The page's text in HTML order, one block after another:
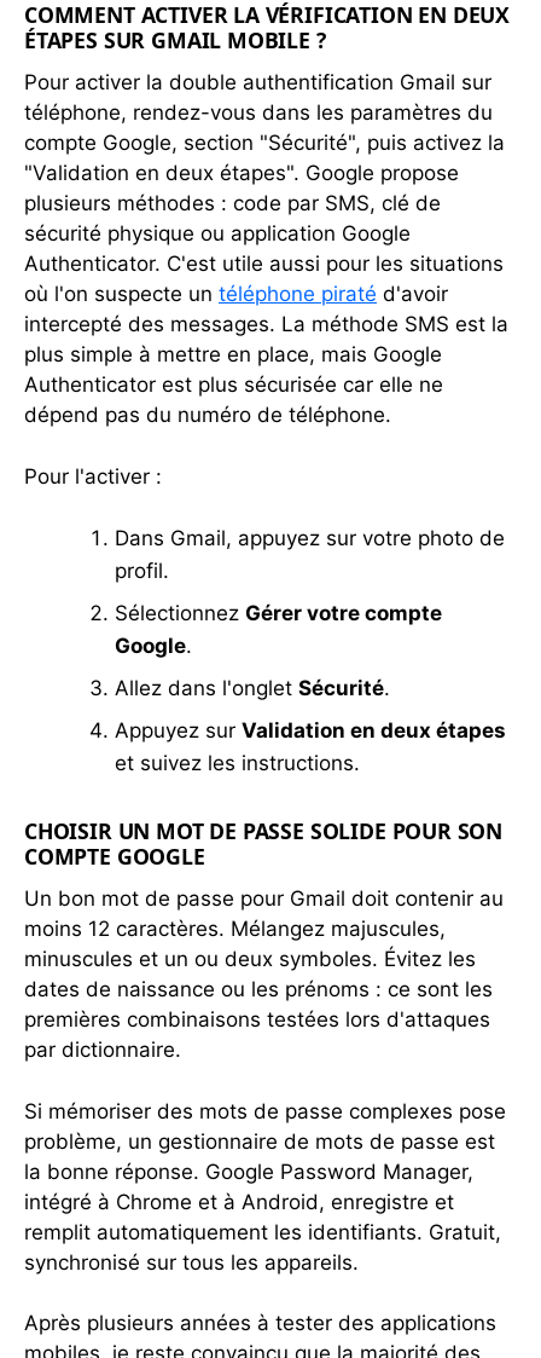
COMMENT ACTIVER LA VÉRIFICATION EN DEUX
ÉTAPES SUR GMAIL MOBILE ?
Pour activer la double authentification Gmail sur
téléphone, rendez-vous dans les paramètres du
compte Google, section "Sécurité", puis activez la
"Validation en deux étapes". Google propose
plusieurs méthodes : code par SMS, clé de
sécurité physique ou application Google
Authenticator. C'est utile aussi pour les situations
où l'on suspecte un téléphone piraté d'avoir
intercepté des messages. La méthode SMS est la
plus simple à mettre en place, mais Google
Authenticator est plus sécurisée car elle ne
dépend pas du numéro de téléphone.
Pour l'activer :
Dans Gmail, appuyez sur votre photo de
profil.
Sélectionnez Gérer votre compte
Google.
Allez dans l'onglet Sécurité.
Appuyez sur Validation en deux étapes
et suivez les instructions.
CHOISIR UN MOT DE PASSE SOLIDE POUR SON
COMPTE GOOGLE
Un bon mot de passe pour Gmail doit contenir au
moins 12 caractères. Mélangez majuscules,
minuscules et un ou deux symboles. Évitez les
dates de naissance ou les prénoms : ce sont les
premières combinaisons testées lors d'attaques
par dictionnaire.
Si mémoriser des mots de passe complexes pose
problème, un gestionnaire de mots de passe est
la bonne réponse. Google Password Manager,
intégré à Chrome et à Android, enregistre et
remplit automatiquement les identifiants. Gratuit,
synchronisé sur tous les appareils.
Après plusieurs années à tester des applications